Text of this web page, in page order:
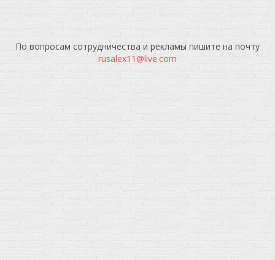
По вопросам сотрудничества и рекламы пишите на почту
rusalex11@live.com